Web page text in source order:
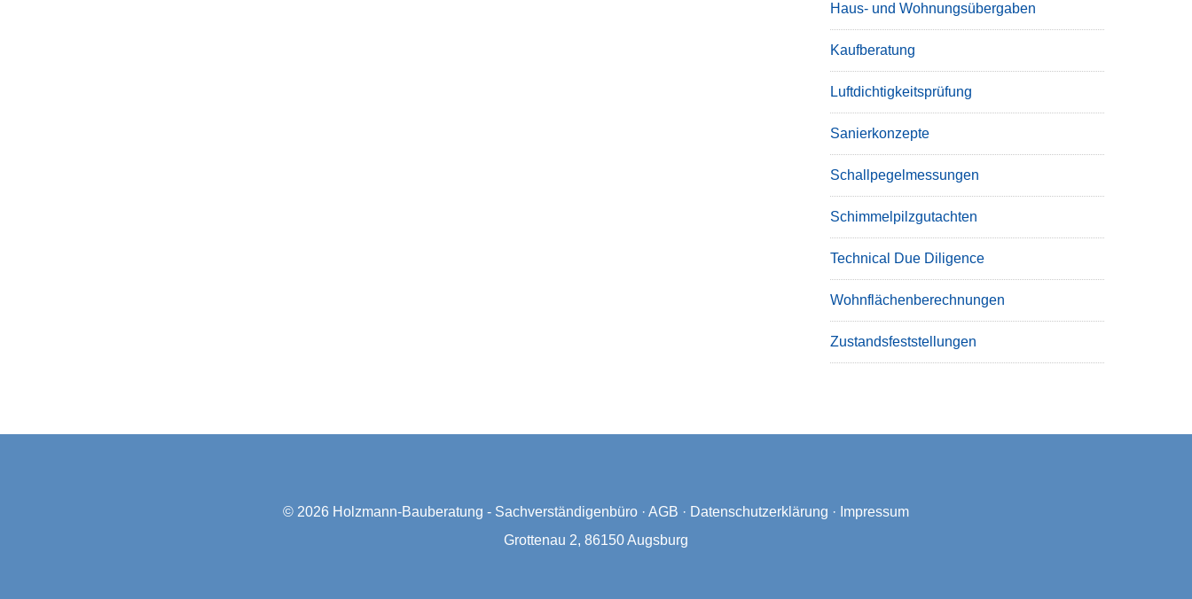
Haus- und Wohnungsübergaben
Kaufberatung
Luftdichtigkeitsprüfung
Sanierkonzepte
Schallpegelmessungen
Schimmelpilzgutachten
Technical Due Diligence
Wohnflächenberechnungen
Zustandsfeststellungen
© 2026 Holzmann-Bauberatung - Sachverständigenbüro · AGB · Datenschutzerklärung · Impressum
Grottenau 2, 86150 Augsburg